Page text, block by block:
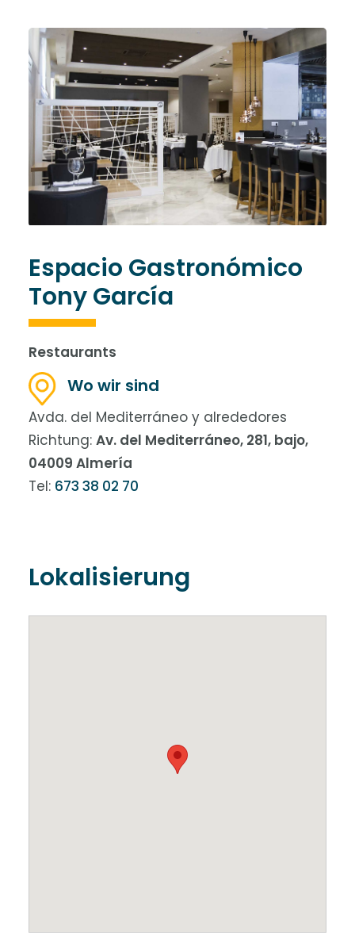
Espacio Gastronómico
Tony García
Restaurants
Wo wir sind
Avda. del Mediterráneo y alrededores
Richtung: Av. del Mediterráneo, 281, bajo,
04009 Almería
Tel: 673 38 02 70
Lokalisierung